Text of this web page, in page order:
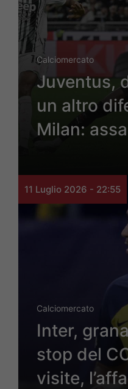
Calciomercato
Juventus,
un altro
Milan:
11 Luglio 2026 - 22:55
Calciomercato
Inter,
stop del
visite,